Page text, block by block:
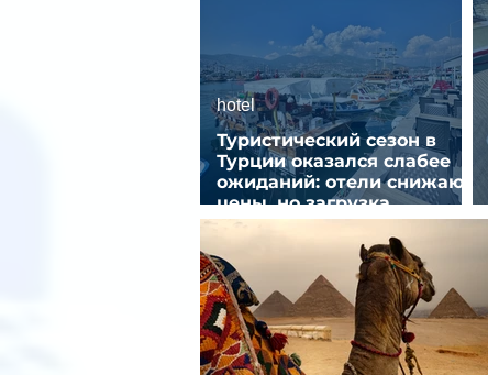
Туристический сезон в
Турции оказался слабее
ожиданий: отели снижают
цены, но загрузка
остается низкой
hotel